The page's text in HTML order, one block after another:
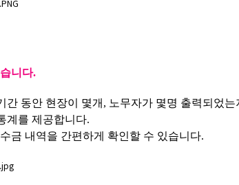
니다.
동안 현장이 몇개, 노무자가 몇명 출력되었는
계를 제공합니다.
금 내역을 간편하게 확인할 수 있습니다.